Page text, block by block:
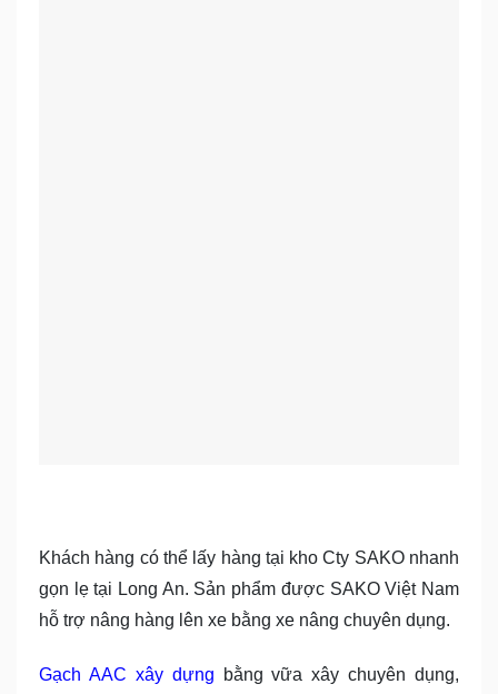
Khách hàng có thể lấy hàng tại kho Cty SAKO nhanh
gọn lẹ tại Long An. Sản phẩm được SAKO Việt Nam
hỗ trợ nâng hàng lên xe bằng xe nâng chuyên dụng.
Gạch AAC xây dựng bằng vữa xây chuyên dụng,